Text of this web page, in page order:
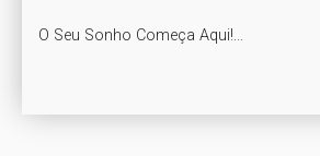
O Seu Sonho Começa Aqui!...